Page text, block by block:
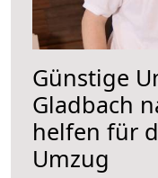
Günstige
Gladbach
helfen für
Umzug